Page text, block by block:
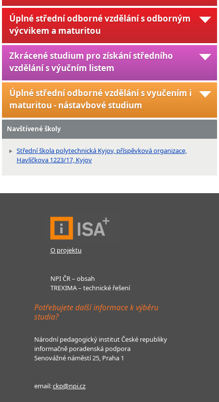
Úplné střední odborné vzdělání s odborným
výcvikem a maturitou
Zkrácené studium pro získání středního
vzdělání s výučním listem
Úplné střední odborné vzdělání s vyučením i
maturitou - nástavbové studium
Navštívené školy
Střední škola polytechnická Kyjov, příspěvková organizace,
Havlíčkova 1223/17, Kyjov
O projektu
NPI ČR – obsah
TREXIMA – technické řešení
Potřebujete další informace k výběru
studia?
Národní pedagogický institut České republiky
informačně poradenská podpora
Senovážné náměstí 25, Praha 1
email:ckp@npi.cz